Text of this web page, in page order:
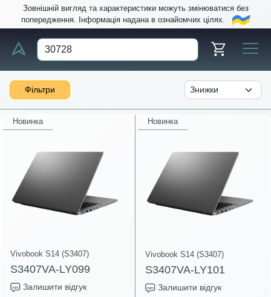
Зовнішній вигляд та характеристики можуть змінюватися без
попередження. Інформація надана в ознайомчих цілях.
Фільтри
Новинка
Vivobook S14 (S3407)
S3407VA-LY099
Залишити відгук
Новинка
Vivobook S14 (S3407)
S3407VA-LY101
Залишити відгук